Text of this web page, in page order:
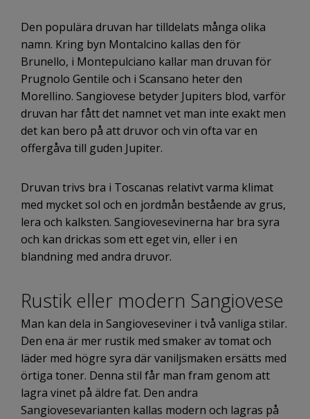
Den populära druvan har tilldelats många olika
namn. Kring byn Montalcino kallas den för
Brunello, i Montepulciano kallar man druvan för
Prugnolo Gentile och i Scansano heter den
Morellino. Sangiovese betyder Jupiters blod, varför
druvan har fått det namnet vet man inte exakt men
det kan bero på att druvor och vin ofta var en
offergåva till guden Jupiter.
Druvan trivs bra i Toscanas relativt varma klimat
med mycket sol och en jordmån bestående av grus,
lera och kalksten. Sangiovesevinerna har bra syra
och kan drickas som ett eget vin, eller i en
blandning med andra druvor.
Rustik eller modern Sangiovese
Man kan dela in Sangioveseviner i två vanliga stilar.
Den ena är mer rustik med smaker av tomat och
läder med högre syra där vaniljsmaken ersätts med
örtiga toner. Denna stil får man fram genom att
lagra vinet på äldre fat. Den andra
Sangiovesevarianten kallas modern och lagras på